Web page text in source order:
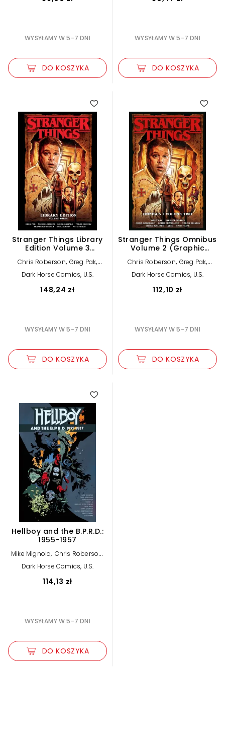
WYSYŁAMY W 5-7 DNI
DO KOSZYKA
WYSYŁAMY W 5-7 DNI
DO KOSZYKA
Stranger Things Library
Edition Volume 3
Chris Roberson, Greg Pak,
Michael Moreci
Dark Horse Comics, U.S.
148,24 zł
WYSYŁAMY W 5-7 DNI
DO KOSZYKA
Stranger Things Omnibus
Volume 2 (Graphic
Chris Roberson, Greg Pak,
Michael Moreci
Dark Horse Comics, U.S.
112,10 zł
WYSYŁAMY W 5-7 DNI
DO KOSZYKA
Hellboy and the B.P.R.D.:
1955-1957
Mike Mignola, Chris Roberson
Brian Churilla
Dark Horse Comics, U.S.
114,13 zł
WYSYŁAMY W 5-7 DNI
DO KOSZYKA